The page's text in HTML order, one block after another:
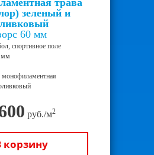
зеленый и
60 мм
спортивное поле
мм
монофиламентная
руб./м2
корзину